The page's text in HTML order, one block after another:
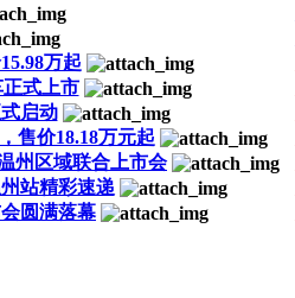
万起
式上市
启动
售价18.18万元起
州区域联合上市会
站精彩速递
圆满落幕